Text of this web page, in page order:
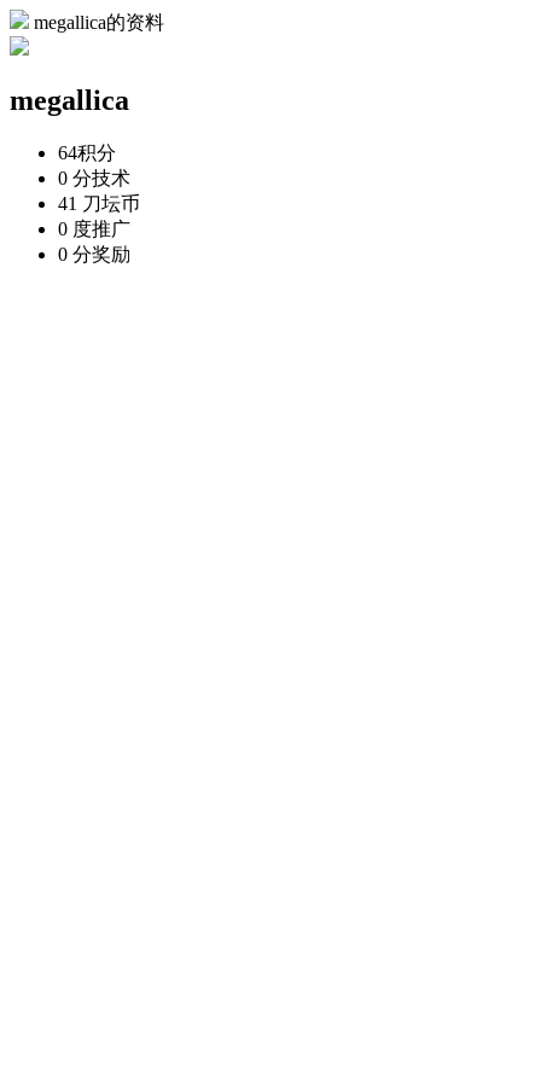
megallica的资料
megallica
64积分
0 分技术
41 刀坛币
0 度推广
0 分奖励